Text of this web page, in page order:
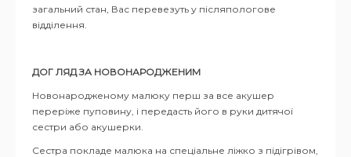
загальний стан, Вас перевезуть у післяпологове
відділення.
ДОГ ЛЯД ЗА НОВОНАРОДЖЕНИМ
Новонародженому малюку перш за все акушер
переріже пуповину, і передасть його в руки дитячої
сестри або акушерки.
Сестра покладе малюка на спеціальне ліжко з підігрівом,